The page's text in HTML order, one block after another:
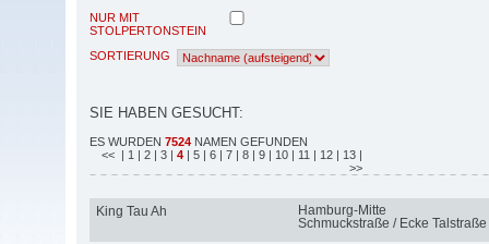
NUR MIT
STOLPERTONSTEIN
SORTIERUNG
SIE HABEN GESUCHT:
ES WURDEN 7524 NAMEN GEFUNDEN
<< | 1 | 2 | 3 | 4 | 5 | 6 | 7 | 8 | 9 | 10 | 11 | 12 | 13 |
>>
King Tau Ah
Hamburg-Mitte
Schmuckstraße / Ecke Talstraße